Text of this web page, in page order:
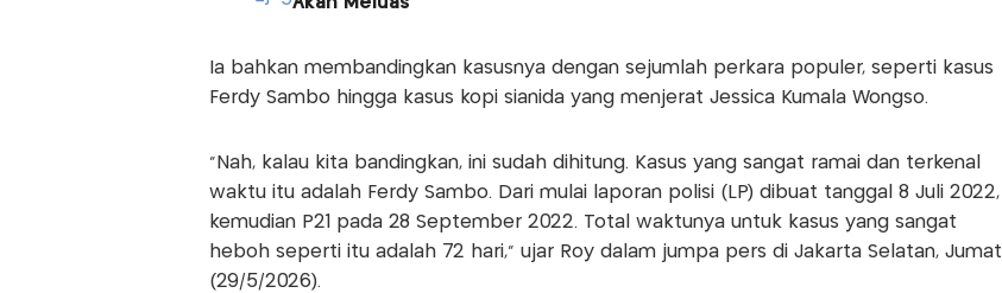
Ia bahkan membandingkan kasusnya dengan sejumlah perkara populer, seperti kasus
Ferdy Sambo hingga kasus kopi sianida yang menjerat Jessica Kumala Wongso.
"Nah, kalau kita bandingkan, ini sudah dihitung. Kasus yang sangat ramai dan terkenal
waktu itu adalah Ferdy Sambo. Dari mulai laporan polisi (LP) dibuat tanggal 8 Juli 2022,
kemudian P21 pada 28 September 2022. Total waktunya untuk kasus yang sangat
heboh seperti itu adalah 72 hari," ujar Roy dalam jumpa pers di Jakarta Selatan, Jumat
(29/5/2026).